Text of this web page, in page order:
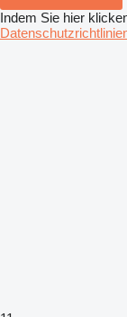
Indem Sie hier